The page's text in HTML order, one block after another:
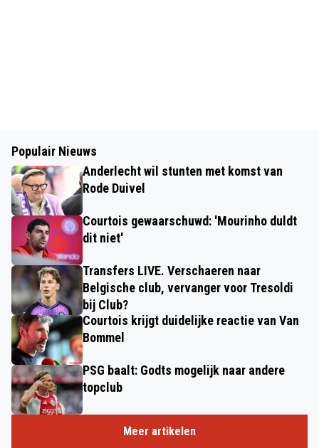
Populair Nieuws
Anderlecht wil stunten met komst van
Rode Duivel
Courtois gewaarschuwd: 'Mourinho duldt
dit niet'
Transfers LIVE. Verschaeren naar
Belgische club, vervanger voor Tresoldi
bij Club?
Courtois krijgt duidelijke reactie van Van
Bommel
PSG baalt: Godts mogelijk naar andere
topclub
Meer artikelen